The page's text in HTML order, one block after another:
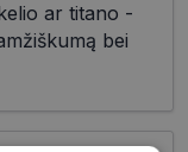
ar titano -
bei